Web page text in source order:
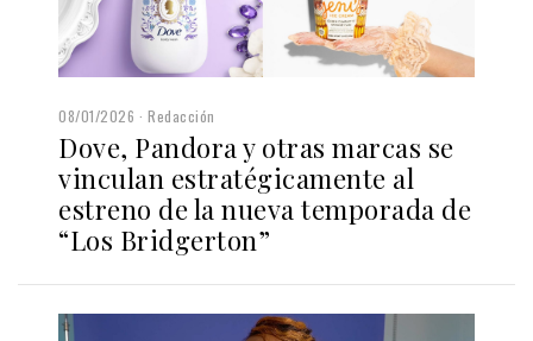
08/01/2026 Redacción
Dove, Pandora y otras marcas se
vinculan estratégicamente al
estreno de la nueva temporada de
“Los Bridgerton”